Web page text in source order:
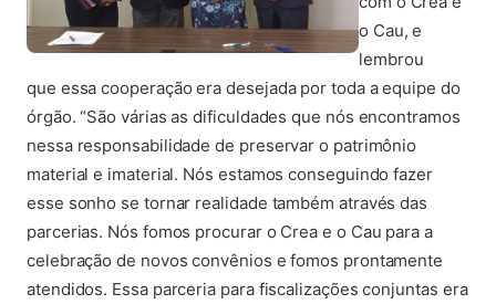
o Cau, e
lembrou
que essa cooperação era desejada por toda a equipe do
órgão. “São várias as dificuldades que nós encontramos
nessa responsabilidade de preservar o patrimônio
material e imaterial. Nós estamos conseguindo fazer
esse sonho se tornar realidade também através das
parcerias. Nós fomos procurar o Crea e o Cau para a
celebração de novos convênios e fomos prontamente
atendidos. Essa parceria para fiscalizações conjuntas era